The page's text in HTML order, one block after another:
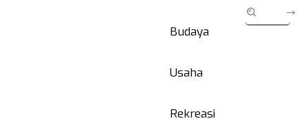
Budaya
Usaha
Rekreasi